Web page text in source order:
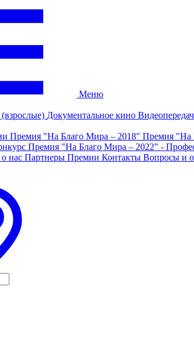
Меню
Документальное кино
Премия "На Благо Мира – 2018" Премия "На
Премия "На Благо Мира – 2022" -
нас Партнеры Премии Контакты Вопросы и